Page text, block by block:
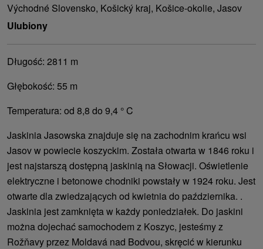
Východné Slovensko, Košický kraj, Košice-okolie, Jasov
Ulubiony
Długość: 2811 m
Głębokość: 55 m
Temperatura: od 8,8 do 9,4 ° C
Jaskinia Jasowska znajduje się na zachodnim krańcu wsi
Jasov w powiecie koszyckim. Została otwarta w 1846 roku i
jest najstarszą dostępną jaskinią na Słowacji. Oświetlenie
elektryczne i betonowe chodniki powstały w 1924 roku. Jest
otwarte dla zwiedzających od kwietnia do października. .
Jaskinia jest zamknięta w każdy poniedziałek. Do jaskini
można dojechać samochodem z Koszyc, jesteśmy z
Rožňavy przez Moldavá nad Bodvou, skręcić w kierunku